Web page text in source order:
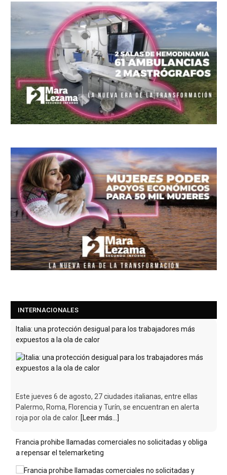
INTERNACIONALES
Italia: una protección desigual para los trabajadores más
expuestos a la ola de calor
Este jueves 6 de agosto, 27 ciudades italianas, entre ellas
Palermo, Roma, Florencia y Turín, se encuentran en alerta
roja por ola de calor. [Leer más...]
Francia prohibe llamadas comerciales no solicitadas y obliga
a repensar el telemarketing